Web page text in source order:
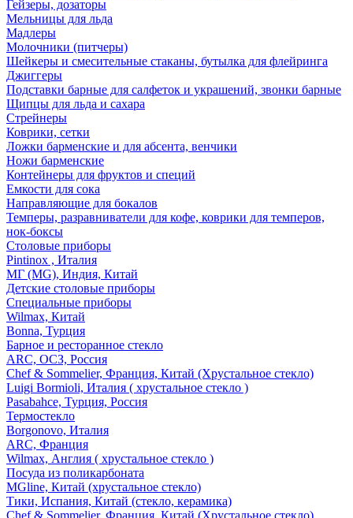
Гейзеры, дозаторы
Мельницы для льда
Мадлеры
Молочники (питчеры)
Шейкеры и смесительные стаканы, бутылка для флейринга
Джиггеры
Подставки барные для салфеток и украшений, звонки барные
Щипцы для льда и сахара
Стрейнеры
Коврики, сетки
Ложки барменские и для абсента, венчики
Ножи барменские
Контейнеры для фруктов и специй
Емкости для сока
Направляющие для бокалов
Темперы, разравниватели для кофе, коврики для темперов,
нок-боксы
Столовые приборы
Pintinox , Италия
МГ (MG), Индия, Китай
Детские столовые приборы
Специальные приборы
Wilmax, Китай
Bonna, Турция
Барное и ресторанное стекло
ARC, ОСЗ, Россия
Chef & Sommelier, Франция, Китай (Хрустальное стекло)
Luigi Bormioli, Италия ( хрустальное стекло )
Pasabahce, Турция, Россия
Термостекло
Borgonovo, Италия
ARC, Франция
Wilmax, Англия ( хрустальное стекло )
Посуда из поликарбоната
MGline, Китай (хрустальное стекло)
Тики, Испания, Китай (стекло, керамика)
Chef & Sommelier, Франция, Китай (Хрустальное стекло)